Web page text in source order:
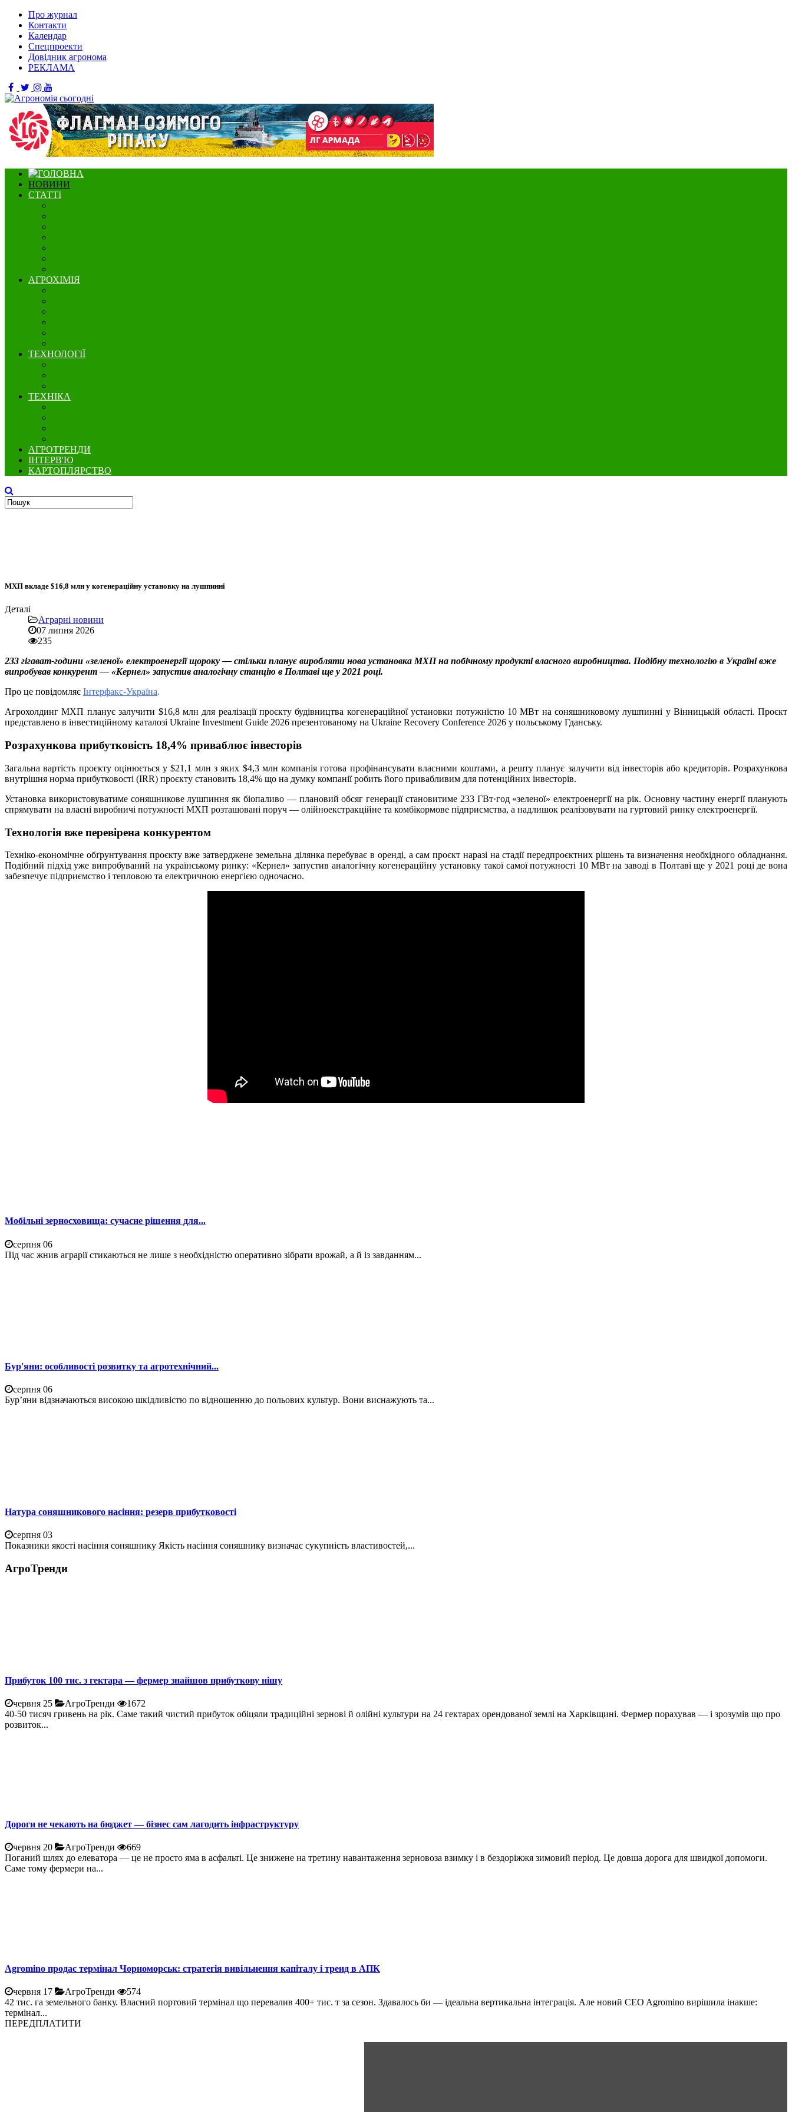
Про журнал
Контакти
Календар
Спецпроекти
Довідник агронома
РЕКЛАМА
НОВИНИ
СТАТТІ
АГРОХІМІЯ
ТЕХНОЛОГІЇ
ТЕХНІКА
АГРОТРЕНДИ
ІНТЕРВ'Ю
КАРТОПЛЯРСТВО
МХП вкладе $16,8 млн у когенераційну установку на лушпинні
Деталі
Аграрні новини
07 липня 2026
235
233 гігават-години «зеленої» електроенергії щороку — стільки планує виробляти нова установка МХП на побічному продукті власного виробництва. Подібну технологію в Україні вже
випробував конкурент — «Кернел» запустив аналогічну станцію в Полтаві ще у 2021 році.
Про це повідомляє Інтерфакс-Україна.
Агрохолдинг МХП планує залучити $16,8 млн для реалізації проєкту будівництва когенераційної установки потужністю 10 МВт на соняшниковому лушпинні у Вінницькій області. Проєкт
представлено в інвестиційному каталозі Ukraine Investment Guide 2026 презентованому на Ukraine Recovery Conference 2026 у польському Гданську.
Розрахункова прибутковість 18,4% приваблює інвесторів
Загальна вартість проєкту оцінюється у $21,1 млн з яких $4,3 млн компанія готова профінансувати власними коштами, а решту планує залучити від інвесторів або кредиторів. Розрахункова
внутрішня норма прибутковості (IRR) проєкту становить 18,4% що на думку компанії робить його привабливим для потенційних інвесторів.
Установка використовуватиме соняшникове лушпиння як біопаливо — плановий обсяг генерації становитиме 233 ГВт·год «зеленої» електроенергії на рік. Основну частину енергії планують
спрямувати на власні виробничі потужності МХП розташовані поруч — олійноекстракційне та комбікормове підприємства, а надлишок реалізовувати на гуртовий ринку електроенергії.
Технологія вже перевірена конкурентом
Техніко-економічне обґрунтування проєкту вже затверджене земельна ділянка перебуває в оренді, а сам проєкт наразі на стадії передпроєктних рішень та визначення необхідного обладнання.
Подібний підхід уже випробуваний на українському ринку: «Кернел» запустив аналогічну когенераційну установку такої самої потужності 10 МВт на заводі в Полтаві ще у 2021 році де вона
забезпечує підприємство і тепловою та електричною енергією одночасно.
Мобільні зерносховища: сучасне рішення для...
серпня 06
Під час жнив аграрії стикаються не лише з необхідністю оперативно зібрати врожай, а й із завданням...
Бур'яни: особливості розвитку та агротехнічний...
серпня 06
Бур’яни відзначаються високою шкідливістю по відношенню до польових культур. Вони виснажують та...
Натура соняшникового насіння: резерв прибутковості
серпня 03
Показники якості насіння соняшнику Якість насіння соняшнику визначає сукупність властивостей,...
АгроТренди
Прибуток 100 тис. з гектара — фермер знайшов прибуткову нішу
червня 25 АгроТренди
1672
40-50 тисяч гривень на рік. Саме такий чистий прибуток обіцяли традиційні зернові й олійні культури на 24 гектарах орендованої землі на Харківщині. Фермер порахував — і зрозумів що про
розвиток...
Дороги не чекають на бюджет — бізнес сам лагодить інфраструктуру
червня 20 АгроТренди
669
Поганий шлях до елеватора — це не просто яма в асфальті. Це знижене на третину навантаження зерновоза взимку і в бездоріжжя зимовий період. Це довша дорога для швидкої допомоги.
Саме тому фермери на...
Agromino продає термінал Чорноморськ: стратегія вивільнення капіталу і тренд в АПК
червня 17 АгроТренди
574
42 тис. га земельного банку. Власний портовий термінал що перевалив 400+ тис. т за сезон. Здавалось би — ідеальна вертикальна інтеграція. Але новий CEO Agromino вирішила інакше:
термінал...
ПЕРЕДПЛАТИТИ